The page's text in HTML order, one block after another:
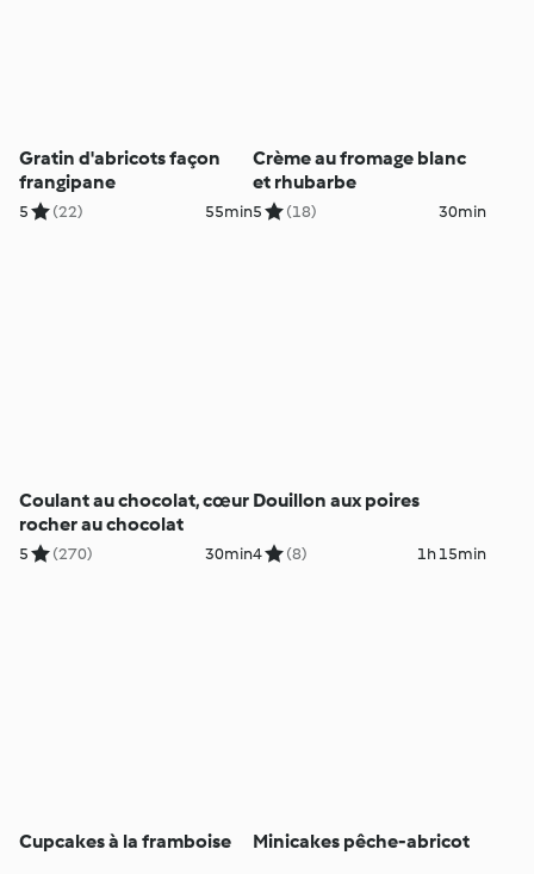
Gratin d'abricots façon
frangipane
5 (22) 55min
Crème au fromage blanc
et rhubarbe
5 (18) 30min
Coulant au chocolat, cœur
rocher au chocolat
5 (270) 30min
Douillon aux poires
4 (8) 1h 15min
Cupcakes à la framboise Minicakes pêche-abricot